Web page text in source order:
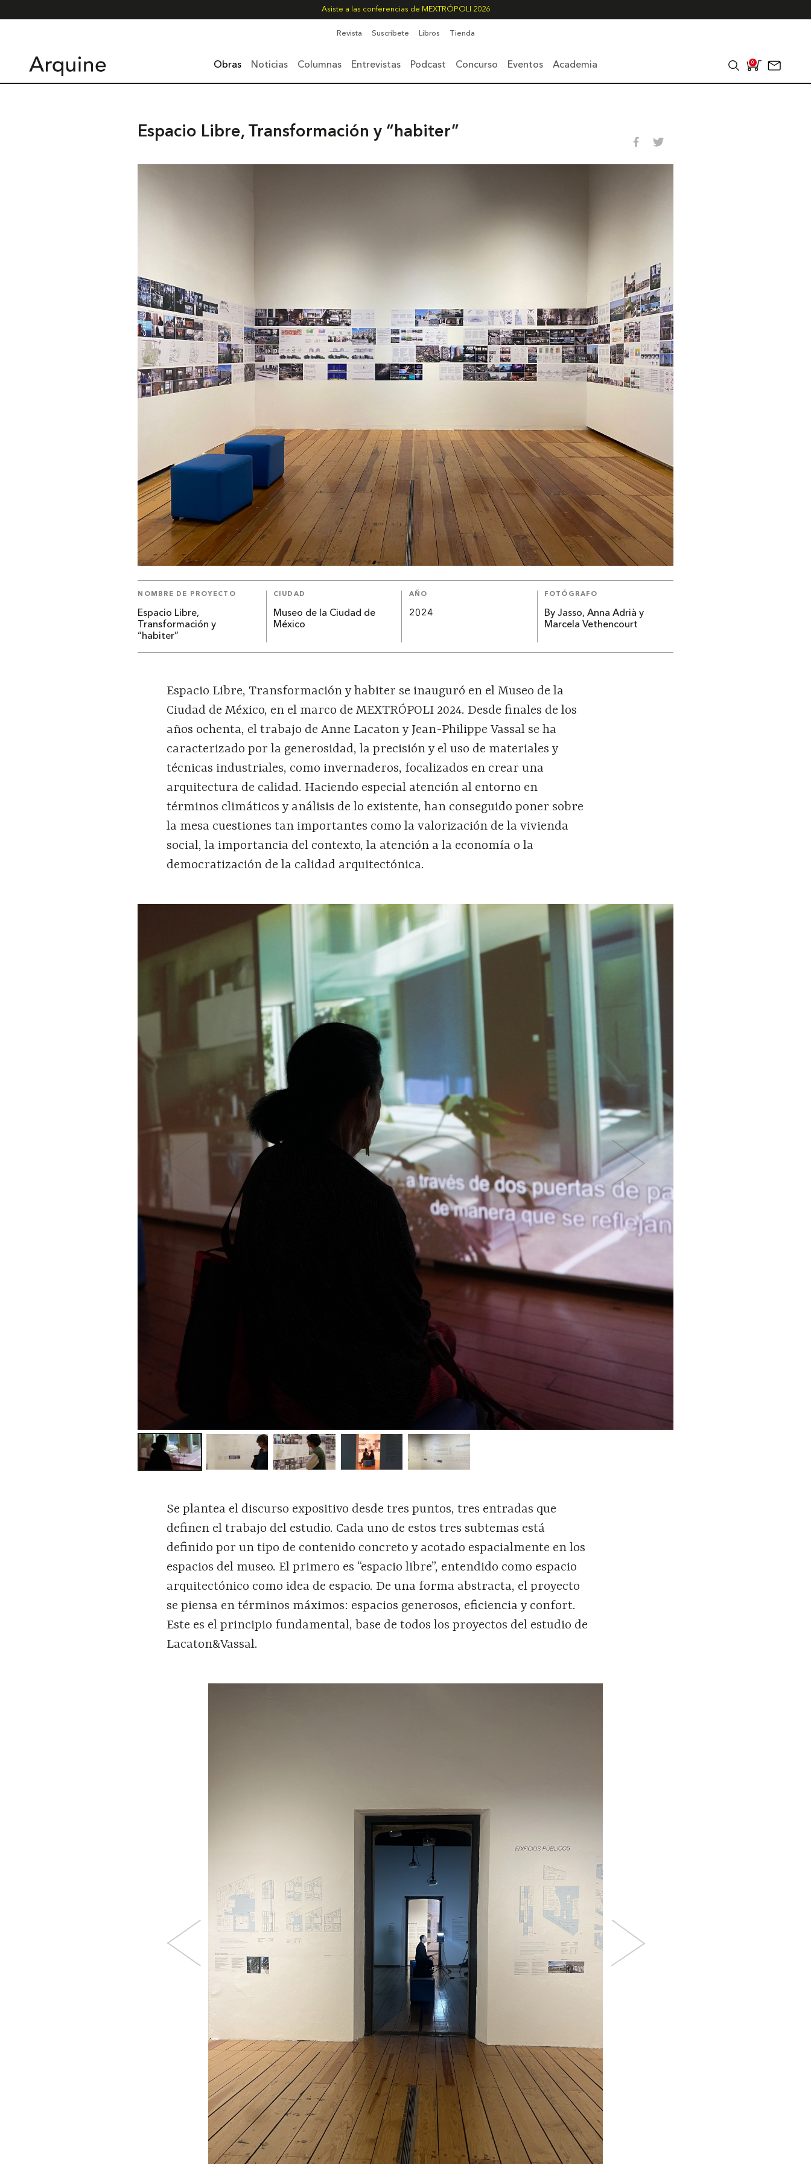
Asiste a las conferencias de MEXTRÓPOLI 2026
Revista Suscríbete Libros Tienda
Obras Noticias Columnas Entrevistas Podcast Concurso Eventos Academia 0
Espacio Libre, Transformación y “habiter”
NOMBRE DE PROYECTO
Espacio Libre,
Transformación y
“habiter”
CIUDAD
Museo de la Ciudad de
México
AÑO
2024
FOTÓGRAFO
By Jasso, Anna Adrià y
Marcela Vethencourt
Espacio Libre, Transformación y habiter se inauguró en el Museo de la
Ciudad de México, en el marco de MEXTRÓPOLI 2024. Desde finales de los
años ochenta, el trabajo de Anne Lacaton y Jean-Philippe Vassal se ha
caracterizado por la generosidad, la precisión y el uso de materiales y
técnicas industriales, como invernaderos, focalizados en crear una
arquitectura de calidad. Haciendo especial atención al entorno en
términos climáticos y análisis de lo existente, han conseguido poner sobre
la mesa cuestiones tan importantes como la valorización de la vivienda
social, la importancia del contexto, la atención a la economía o la
democratización de la calidad arquitectónica.
Se plantea el discurso expositivo desde tres puntos, tres entradas que
definen el trabajo del estudio. Cada uno de estos tres subtemas está
definido por un tipo de contenido concreto y acotado espacialmente en los
espacios del museo. El primero es “espacio libre”, entendido como espacio
arquitectónico como idea de espacio. De una forma abstracta, el proyecto
se piensa en términos máximos: espacios generosos, eficiencia y confort.
Este es el principio fundamental, base de todos los proyectos del estudio de
Lacaton&Vassal.